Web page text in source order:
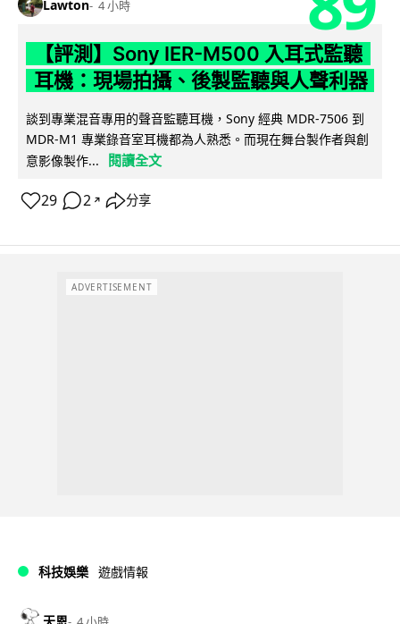
Lawton 4 小時
【評測】Sony IER-M500 入耳式監聽
耳機：現場拍攝、後製監聽與人聲利器
談到專業混音專用的聲音監聽耳機，Sony 經典 MDR-7506 到
MDR-M1 專業錄音室耳機都為人熟悉。而現在舞台製作者與創
意影像製作...
閱讀全文
29 2 ↗ 分享
ADVERTISEMENT
科技娛樂 遊戲情報